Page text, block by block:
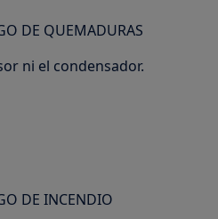
DE QUEMADURAS
ni el condensador.
DE INCENDIO